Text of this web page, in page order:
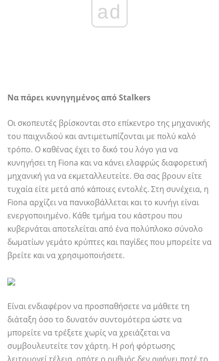
ad
Να πάρει κυνηγημένος από Stalkers
Οι σκοπευτές βρίσκονται στο επίκεντρο της μηχανικής
του παιχνιδιού και αντιμετωπίζονται με πολύ καλό
τρόπο. Ο καθένας έχει το δικό του λόγο για να
κυνηγήσει τη Fiona και να κάνει ελαφρώς διαφορετική
μηχανική για να εκμεταλλευτείτε. Θα σας βρουν είτε
τυχαία είτε μετά από κάποιες εντολές. Στη συνέχεια, η
Fiona αρχίζει να πανικοβάλλεται και το κυνήγι είναι
ενεργοποιημένο. Κάθε τμήμα του κάστρου που
κυβερνάται αποτελείται από ένα πολύπλοκο σύνολο
δωματίων γεμάτο κρύπτες και παγίδες που μπορείτε να
βρείτε και να χρησιμοποιήσετε.
Είναι ενδιαφέρον να προσπαθήσετε να μάθετε τη
διάταξη όσο το δυνατόν συντομότερα ώστε να
μπορείτε να τρέξετε χωρίς να χρειάζεται να
συμβουλευτείτε τον χάρτη. Η ροή φόρτωσης